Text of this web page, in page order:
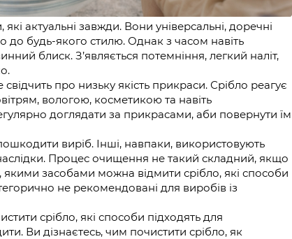
актуальні завжди. Вони універсальні, доречні
до будь-якого стилю. Однак з часом навіть
блиск. З’являється потемніння, легкий наліт,
про низьку якість прикраси. Срібло реагує
вологою, косметикою та навіть
доглядати за прикрасами, аби повернути їм
виріб. Інші, навпаки, використовують
Процес очищення не такий складний, якщо
засобами можна відмити срібло, які способи
не рекомендовані для виробів із
срібло, які способи підходять для
Ви дізнаєтесь, чим почистити срібло, як